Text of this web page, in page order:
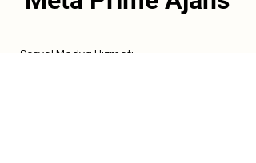
Sosyal Medya Hizmeti